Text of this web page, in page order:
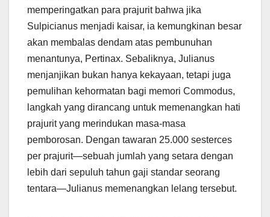
memperingatkan para prajurit bahwa jika
Sulpicianus menjadi kaisar, ia kemungkinan besar
akan membalas dendam atas pembunuhan
menantunya, Pertinax. Sebaliknya, Julianus
menjanjikan bukan hanya kekayaan, tetapi juga
pemulihan kehormatan bagi memori Commodus,
langkah yang dirancang untuk memenangkan hati
prajurit yang merindukan masa-masa
pemborosan. Dengan tawaran 25.000 sesterces
per prajurit—sebuah jumlah yang setara dengan
lebih dari sepuluh tahun gaji standar seorang
tentara—Julianus memenangkan lelang tersebut.